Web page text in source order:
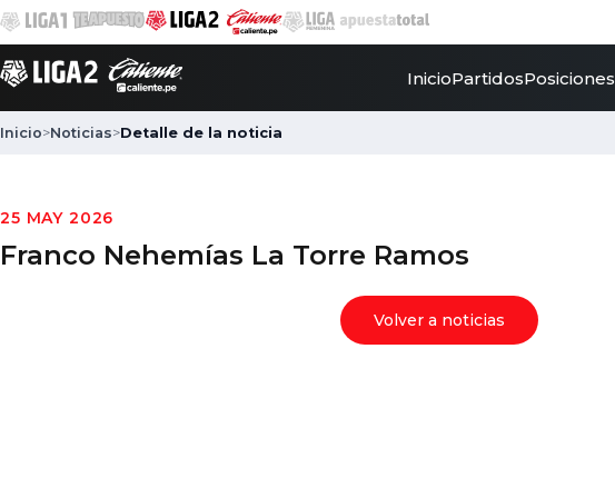
InicioPartidosPosiciones
Inicio>Noticias>Detalle de la noticia
25 MAY 2026
Franco Nehemías La Torre Ramos
Volver a noticias